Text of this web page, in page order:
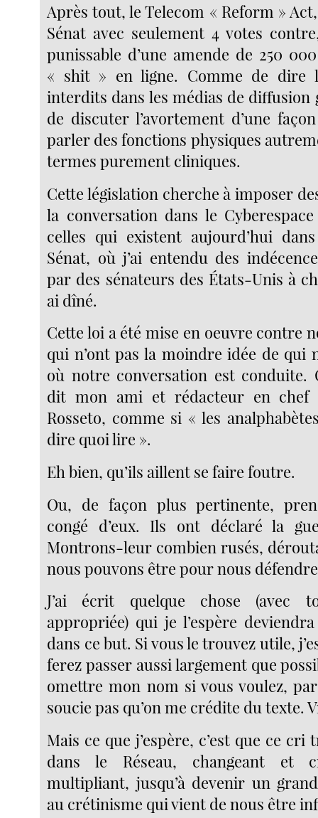
Après tout, le Telecom « Reform »
Sénat avec seulement 4 votes
punissable d’une amende de 250
« shit » en ligne. Comme de dire
interdits dans les médias de diffusion
de discuter l’avortement d’une
parler des fonctions physiques
termes purement cliniques.
Cette législation cherche à imposer
la conversation dans le
celles qui existent aujourd’hui
Sénat, où j’ai entendu des
par des sénateurs des États-Unis à
ai dîné.
Cette loi a été mise en oeuvre contre
qui n’ont pas la moindre idée de qui
où notre conversation est conduite.
dit mon ami et rédacteur en chef
Rosseto, comme si « les
dire quoi lire ».
Eh bien, qu’ils aillent se faire foutre.
Ou, de façon plus pertinente,
congé d’eux. Ils ont déclaré la
Montrons-leur combien rusés,
nous pouvons être pour nous
J’ai écrit quelque chose (avec
appropriée) qui je l’espère
dans ce but. Si vous le trouvez utile,
ferez passer aussi largement que
omettre mon nom si vous voulez,
soucie pas qu’on me crédite du texte.
Mais ce que j’espère, c’est que ce
dans le Réseau, changeant et
multipliant, jusqu’à devenir un
au crétinisme qui vient de nous être